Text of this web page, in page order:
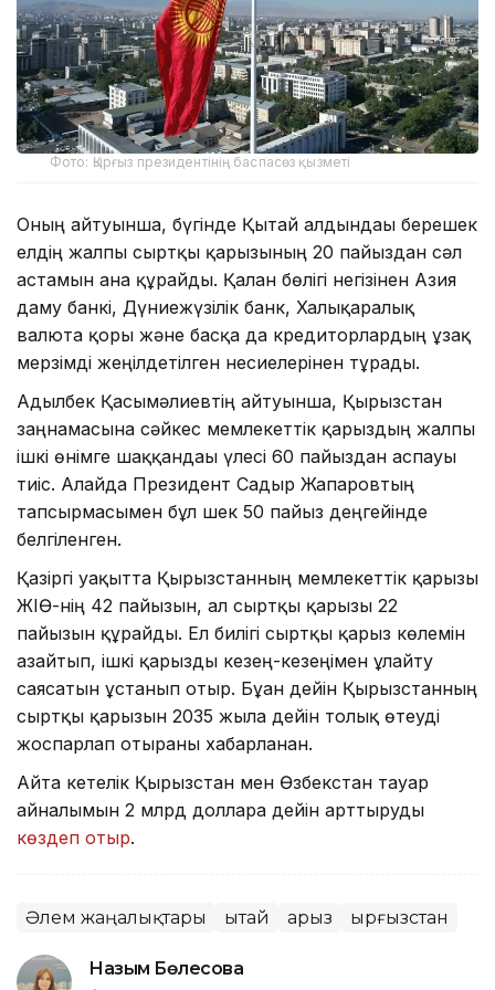
Фото: Қырғыз президентінің баспасөз қызметі
Оның айтуынша, бүгінде Қытай алдындағы берешек
елдің жалпы сыртқы қарызының 20 пайыздан сәл
астамын ғана құрайды. Қалған бөлігі негізінен Азия
даму банкі, Дүниежүзілік банк, Халықаралық
валюта қоры және басқа да кредиторлардың ұзақ
мерзімді жеңілдетілген несиелерінен тұрады.
Адылбек Қасымәлиевтің айтуынша, Қырғызстан
заңнамасына сәйкес мемлекеттік қарыздың жалпы
ішкі өнімге шаққандағы үлесі 60 пайыздан аспауы
тиіс. Алайда Президент Садыр Жапаровтың
тапсырмасымен бұл шек 50 пайыз деңгейінде
белгіленген.
Қазіргі уақытта Қырғызстанның мемлекеттік қарызы
ЖІӨ-нің 42 пайызын, ал сыртқы қарызы 22
пайызын құрайды. Ел билігі сыртқы қарыз көлемін
азайтып, ішкі қарызды кезең-кезеңімен ұлғайту
саясатын ұстанып отыр. Бұған дейін Қырғызстанның
сыртқы қарызын 2035 жылға дейін толық өтеуді
жоспарлап отырғаны хабарланған.
Айта кетелік Қырғызстан мен Өзбекстан тауар
айналымын 2 млрд долларға дейін арттыруды
көздеп отыр.
Әлем жаңалықтары Қытай Қарыз Қырғызстан
Назым Бөлесова